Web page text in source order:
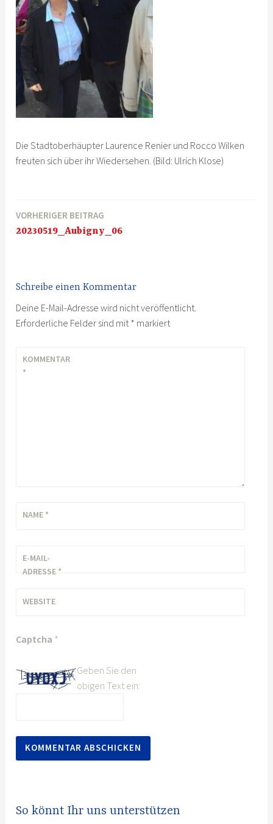
Die Stadtoberhäupter Laurence Renier und Rocco Wilken
freuten sich über ihr Wiedersehen. (Bild: Ulrich Klose)
Beitragsnavigation
VORHERIGER BEITRAG
20230519_Aubigny_06
Schreibe einen Kommentar
Deine E-Mail-Adresse wird nicht veröffentlicht.
Erforderliche Felder sind mit* markiert
KOMMENTAR
*
NAME *
E-MAIL-
ADRESSE *
WEBSITE
Captcha *
Geben Sie den
obigen Text ein:
So könnt Ihr uns unterstützen